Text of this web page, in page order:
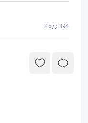
Код: 394